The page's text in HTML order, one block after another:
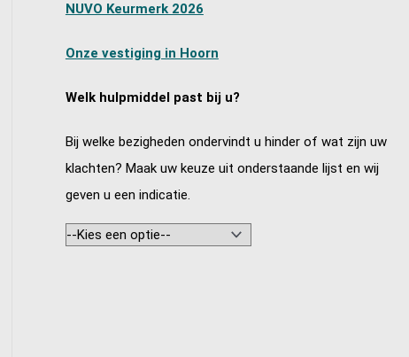
NUVO Keurmerk 2026
Onze vestiging in Hoorn
Welk hulpmiddel past bij u?
Bij welke bezigheden ondervindt u hinder of wat zijn uw
klachten? Maak uw keuze uit onderstaande lijst en wij
geven u een indicatie.